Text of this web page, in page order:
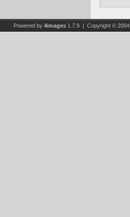
Powered by 4images 1.7.9 | Copyright © 2004